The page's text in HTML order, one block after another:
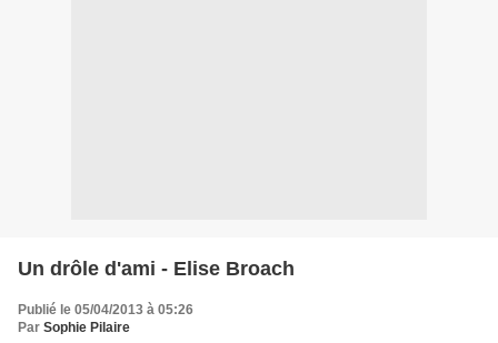
Un drôle d'ami - Elise Broach
Publié le 05/04/2013 à 05:26
Par Sophie Pilaire